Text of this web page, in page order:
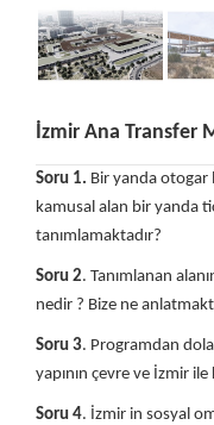
İzmir Ana Transfer
Soru 1. Bir yanda otogar
kamusal alan bir yanda
tanımlamaktadır?
Soru 2. Tanımlanan
nedir ? Bize ne
Soru 3. Programdan
yapının çevre ve İzmir ile
Soru 4. İzmir in sosyal